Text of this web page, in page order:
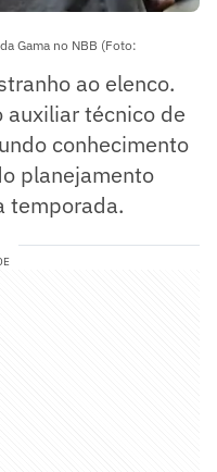
Gama no NBB (Foto:
ao elenco.
auxiliar técnico de
conhecimento
planejamento
temporada.